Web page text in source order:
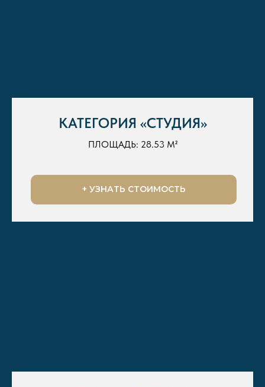
КАТЕГОРИЯ «СТУДИЯ»
ПЛОЩАДЬ: 28.53 М²
+ УЗНАТЬ СТОИМОСТЬ